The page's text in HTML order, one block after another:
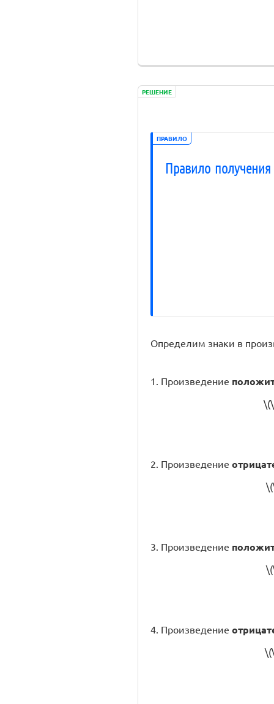
РЕШЕНИЕ
ПРАВИЛО
Правило
Определим знаки в
1. Произведение
2. Произведение
3. Произведение
4. Произведение